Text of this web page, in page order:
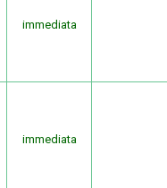
immediata
immediata